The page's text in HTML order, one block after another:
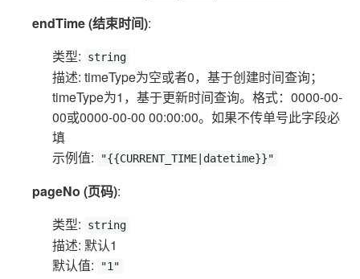
endTime (结束时间):
类型:
string
描述: timeType为空或者0，基于创建时间查询；
timeType为1，基于更新时间查询。格式：0000-00-
00或0000-00-00 00:00:00。如果不传单号此字段必
填
示例值:
"{{CURRENT_TIME|datetime}}"
pageNo (页码):
类型:
string
描述: 默认1
默认值:
"1"